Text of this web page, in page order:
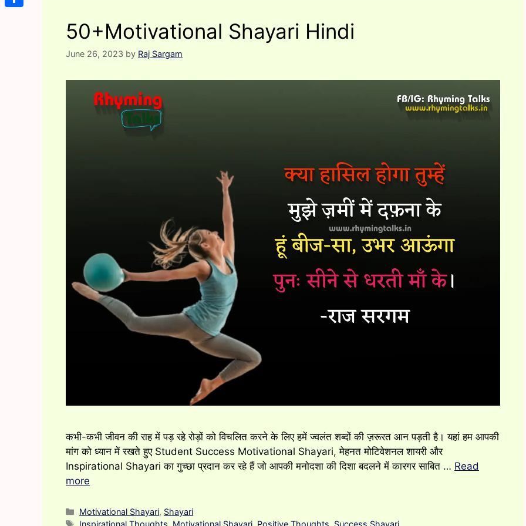
50+Motivational Shayari Hindi
June 26, 2023 by Raj Sargam
कभी-कभी जीवन की राह में पड़ रहे रोड़ों को विचलित करने के लिए हमें ज्वलंत शब्दों की ज़रूरत आन पड़ती है। यहां हम आपकी
मांग को ध्यान में रखते हुए Student Success Motivational Shayari, मेहनत मोटिवेशनल शायरी और
Inspirational Shayari का गुच्छा प्रदान कर रहे हैं जो आपकी मनोदशा की दिशा बदलने में कारगर साबित … Read
more
Categories
Motivational Shayari, Shayari
Tags